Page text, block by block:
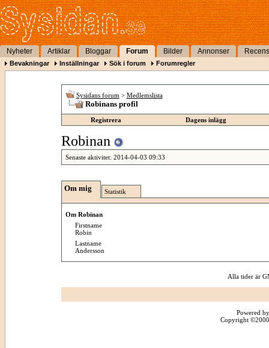
Nyheter Artiklar Bloggar Forum Bilder Annonser
Bevakningar Inställningar Sök i forum Forumregler
Sysidans forum > Medlemslista
Robinans profil
Registrera Dagens inlägg
Robinan
Senaste aktivitet: 2014-04-03 09:33
Om mig Statistik
Om Robinan
Firstname
Robin
Lastname
Andersson
Alla tider är
Powered
Copyright